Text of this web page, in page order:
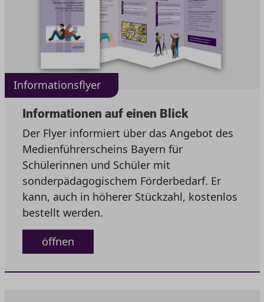
Informationsflyer
Informationen auf einen Blick
Der Flyer informiert über das Angebot des
Medienführerscheins Bayern für
Schülerinnen und Schüler mit
sonderpädagogischem Förderbedarf. Er
kann, auch in höherer Stückzahl, kostenlos
bestellt werden.
öffnen